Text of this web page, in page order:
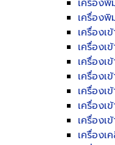
เครื่อง
เครื่อง
เครื่องเ
เครื่องเ
เครื่องเ
เครื่องเ
เครื่องเ
เครื่องเ
เครื่องเ
เครื่องเ